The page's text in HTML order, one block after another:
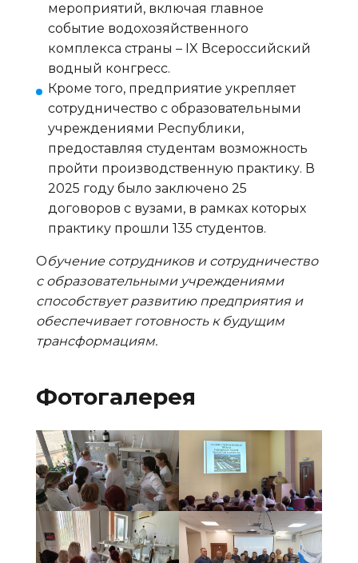
мероприятий, включая главное
событие водохозяйственного
комплекса страны – IX Всероссийский
водный конгресс.
Кроме того, предприятие укрепляет
сотрудничество с образовательными
учреждениями Республики,
предоставляя студентам возможность
пройти производственную практику. В
2025 году было заключено 25
договоров с вузами, в рамках которых
практику прошли 135 студентов.
Обучение сотрудников и сотрудничество
с образовательными учреждениями
способствует развитию предприятия и
обеспечивает готовность к будущим
трансформациям.
Фотогалерея